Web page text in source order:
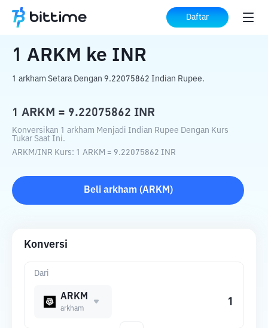
Daftar
Beranda Konverter Kripto ARKM INR
1 ARKM ke INR
1 arkham Setara Dengan 9.22075862 Indian Rupee.
1 ARKM = 9.22075862 INR
Konversikan 1 arkham Menjadi Indian Rupee Dengan Kurs
Tukar Saat Ini.
ARKM/INR Kurs: 1 ARKM = 9.22075862 INR
Beli arkham(ARKM )
Konversi
Dari
ARKM
arkham